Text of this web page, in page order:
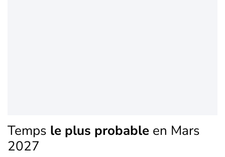
Temps le plus probable en Mars
2027